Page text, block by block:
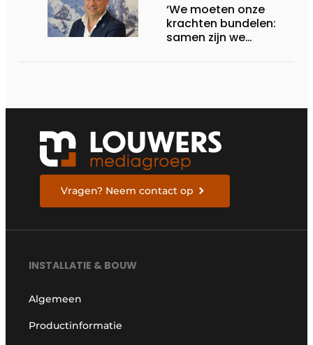
‘We moeten onze
krachten bundelen:
samen zijn we
Vragen? Neem contact op
INSTALLATIE & BOUW
Algemeen
Productinformatie